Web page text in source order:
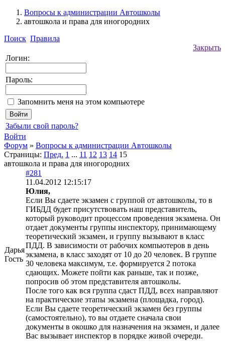
Вопросы к администрации Автошколы
автошкола и права для иногородних
Поиск Правила
Закрыть
Логин:
Пароль:
Запомнить меня на этом компьютере
Забыли свой пароль?
Войти
Форум » Вопросы к администрации Автошколы
Страницы: Пред. 1 ... 11 12 13 14 15
автошкола и права для иногородних
Дарья
Гость
#281
11.04.2012 12:15:17
Юлия,
Если Вы сдаете экзамен с группой от автошколы, то в
ГИБДД будет присутствовать наш представитель,
который руководит процессом проведения экзамена. Он
отдает документы группы инспектору, принимающему
теоретический экзамен, и группу вызывают в класс
ПДД. В зависимости от рабочих компьютеров в день
экзамена, в класс заходят от 10 до 20 человек. В группе
30 человека максимум, т.е. формируется 2 потока
сдающих. Можете пойти как раньше, так и позже,
попросив об этом представителя автошколы.
После того как вся группа сдаст ПДД, всех направляют
на практические этапы экзамена (площадка, город).
Если Вы сдаете теоретический экзамен без группы
(самостоятельно), то вы отдаете сначала свои
документы в окошко для назначения на экзамен, и далее
Вас вызывает инспектор в порядке живой очереди.